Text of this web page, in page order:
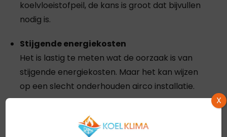
koelvloeistofpeil, de kans is groot dat bijvullen
nodig is.
Stijgende energiekosten
Het is lastig te meten wat de oorzaak is van
stijgende energiekosten. Maar het kan wijzen
op een slecht onderhouden airco installatie.
X